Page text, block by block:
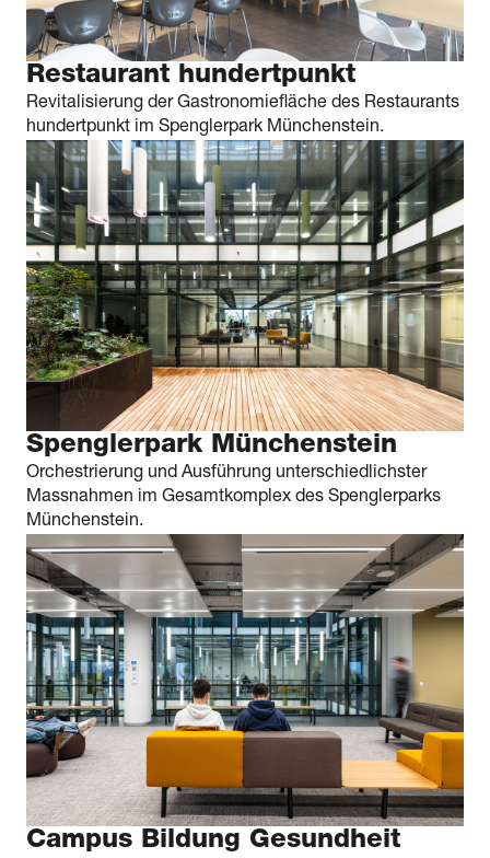
Restaurant hundertpunkt
Revitalisierung der Gastronomiefläche des Restaurants
hundertpunkt im Spenglerpark Münchenstein.
Spenglerpark Münchenstein
Orchestrierung und Ausführung unterschiedlichster
Massnahmen im Gesamtkomplex des Spenglerparks
Münchenstein.
Campus Bildung Gesundheit